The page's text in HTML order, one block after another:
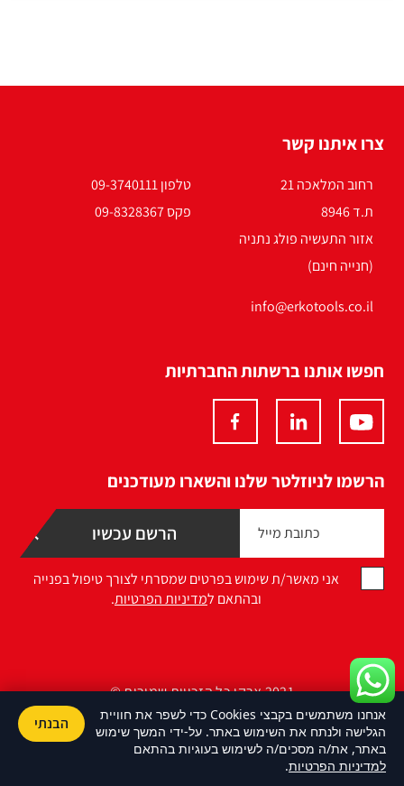
צרו איתנו קשר
רחוב המלאכה 21
ת.ד 8946
אזור התעשיה פולג נתניה
(חנייה חינם)
טלפון 09-3740111
פקס 09-8328367
info@erkotools.co.il
חפשו אותנו ברשתות החברתיות
הרשמו לניוזלטר שלנו והשארו מעודכנים
אני מאשר/ת שימוש בפרטים שמסרתי לצורך טיפול בפנייה
ובהתאם למדיניות הפרטיות.
2021 ארקו כל הזכויות שמורות ©
Design by Namelesspace
אנחנו משתמשים בקבצי Cookies כדי לשפר את חוויית
הגלישה ולנתח את השימוש באתר. על-ידי המשך שימוש
באתר, את/ה מסכים/ה לשימוש בעוגיות בהתאם
למדיניות הפרטיות.
הבנתי